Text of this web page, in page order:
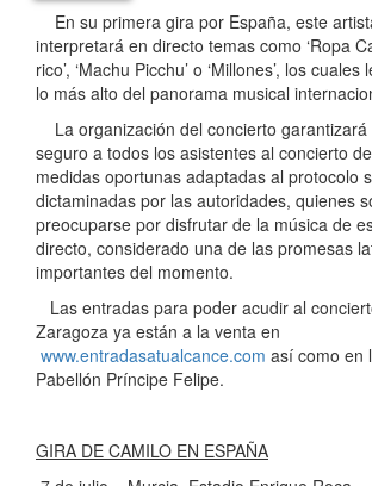
En su primera gira por España, este
interpretará en directo temas como ‘Ropa
rico’, ‘Machu Picchu’ o ‘Millones’, los
lo más alto del panorama musical
La organización del concierto garantizará
seguro a todos los asistentes al concierto
medidas oportunas adaptadas al protocolo
dictaminadas por las autoridades, quienes
preocuparse por disfrutar de la música de
directo, considerado una de las promesas
importantes del momento.
Las entradas para poder acudir al
Zaragoza ya están a la venta en
www.entradasatualcance.com así como en
Pabellón Príncipe Felipe.
GIRA DE CAMILO EN ESPAÑA